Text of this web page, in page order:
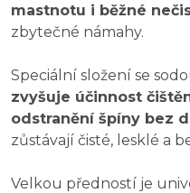
mastnotu i běžné
zbytečné námahy.
Speciální složení se
zvyšuje účinnost
odstranění špíny bez
zůstávají čisté, lesklé a
Velkou předností je